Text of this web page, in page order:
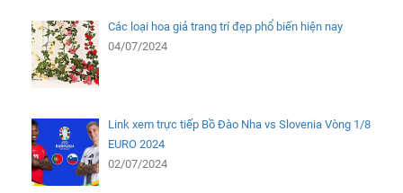
Các loại hoa giả trang trí đẹp phổ biến hiện nay
04/07/2024
Link xem trực tiếp Bồ Đào Nha vs Slovenia Vòng 1/8
EURO 2024
02/07/2024